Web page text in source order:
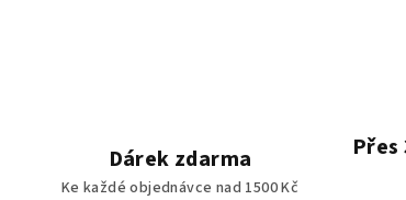
Dárek zdarma
Ke každé objednávce nad 1500 Kč
Přes